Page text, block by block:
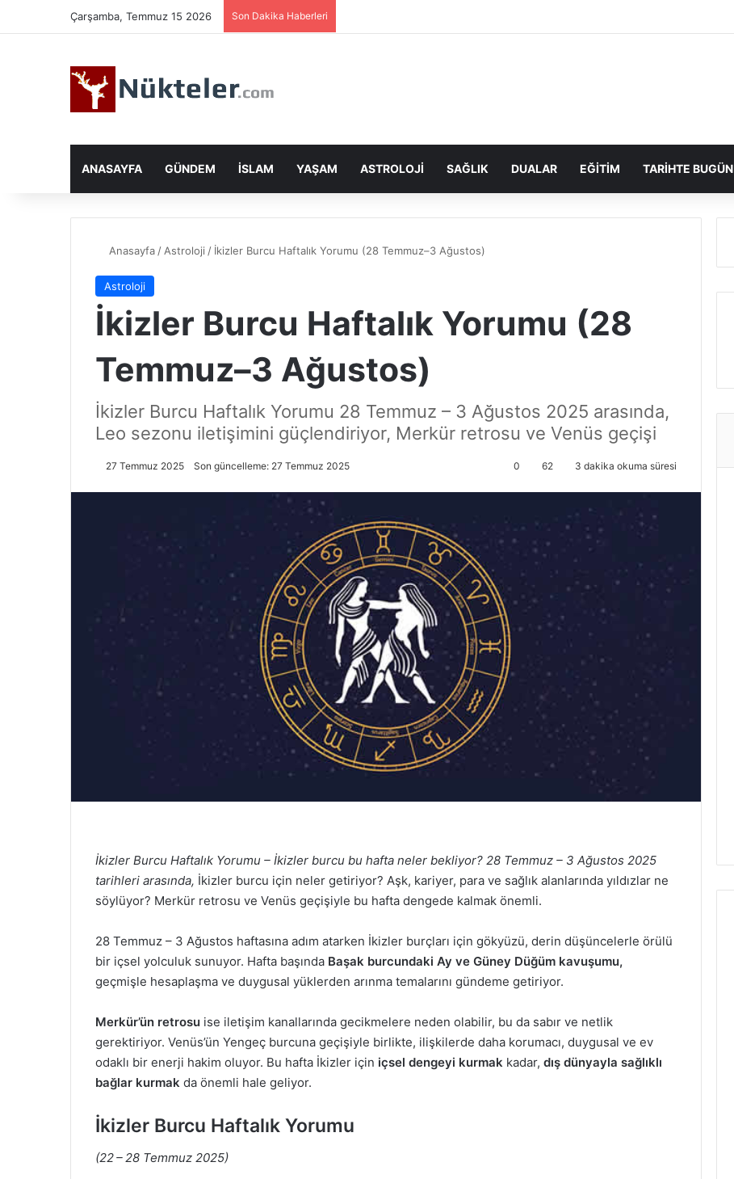
Çarşamba, Temmuz 15 2026 Son Dakika Haberleri
ANASAYFA GÜNDEM İSLAM YAŞAM ASTROLOJI SAĞLIK DUALAR EĞITIM TARIHTE BUGÜN
Anasayfa / Astroloji / İkizler Burcu Haftalık Yorumu (28 Temmuz–3 Ağustos)
Astroloji
İkizler Burcu Haftalık Yorumu (28
Temmuz–3 Ağustos)
İkizler Burcu Haftalık Yorumu 28 Temmuz – 3 Ağustos 2025 arasında,
Leo sezonu iletişimini güçlendiriyor, Merkür retrosu ve Venüs geçişi
27 Temmuz 2025 Son güncelleme: 27 Temmuz 2025 0 62 3 dakika okuma süresi
İkizler Burcu Haftalık Yorumu – İkizler burcu bu hafta neler bekliyor? 28 Temmuz – 3 Ağustos 2025
tarihleri arasında, İkizler burcu için neler getiriyor? Aşk, kariyer, para ve sağlık alanlarında yıldızlar ne
söylüyor? Merkür retrosu ve Venüs geçişiyle bu hafta dengede kalmak önemli.
28 Temmuz – 3 Ağustos haftasına adım atarken İkizler burçları için gökyüzü, derin düşüncelerle örülü
bir içsel yolculuk sunuyor. Hafta başında Başak burcundaki Ay ve Güney Düğüm kavuşumu,
geçmişle hesaplaşma ve duygusal yüklerden arınma temalarını gündeme getiriyor.
Merkür’ün retrosu ise iletişim kanallarında gecikmelere neden olabilir, bu da sabır ve netlik
gerektiriyor. Venüs’ün Yengeç burcuna geçişiyle birlikte, ilişkilerde daha korumacı, duygusal ve ev
odaklı bir enerji hakim oluyor. Bu hafta İkizler için içsel dengeyi kurmak kadar, dış dünyayla sağlıklı
bağlar kurmak da önemli hale geliyor.
İkizler Burcu Haftalık Yorumu
(22 – 28 Temmuz 2025)